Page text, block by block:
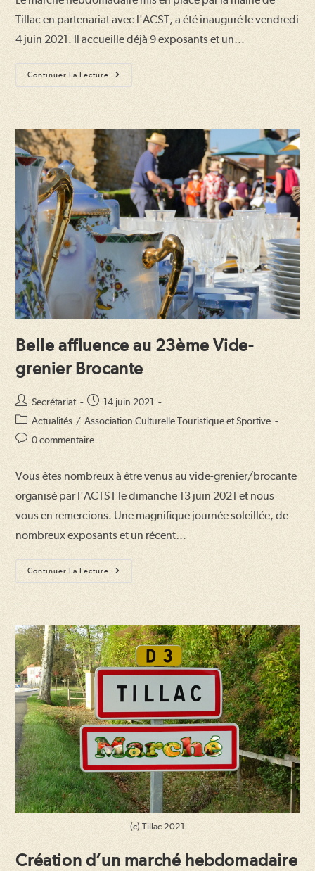
publication :
Tillac en partenariat avec l'ACST, a été inauguré le vendredi
4 juin 2021. Il accueille déjà 9 exposants et un…
Continuer La Lecture
Notre
Marché
Déjà
Belle affluence au 23ème Vide-
grenier Brocante
Auteur/autrice
de
publication :
Secrétariat
Publication
publiée :
14 juin 2021
Post
category:
Actualités / Association Culturelle Touristique et Sportive
Commentaires
publication :
0 commentaire
Vous êtes nombreux à être venus au vide-grenier/brocante
organisé par l'ACTST le dimanche 13 juin 2021 et nous
vous en remercions. Une magnifique journée soleillée, de
nombreux exposants et un récent…
Continuer La Lecture
Belle
Affluence
Brocante
(c) Tillac 2021
Création d’un marché hebdomadaire